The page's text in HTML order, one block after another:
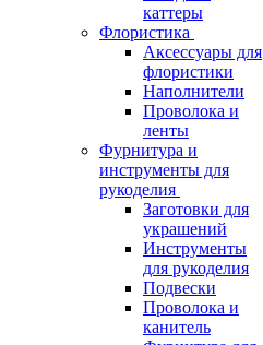
каттеры
Флористика
Аксессуары для
флористики
Наполнители
Проволока и
ленты
Фурнитура и
инструменты для
рукоделия
Заготовки для
украшений
Инструменты
для рукоделия
Подвески
Проволока и
канитель